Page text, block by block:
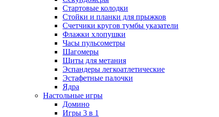
Стартовые колодки
Стойки и планки для прыжков
Счетчики кругов тумбы указатели
Флажки хлопушки
Часы пульсометры
Шагомеры
Щиты для метания
Эспандеры легкоатлетические
Эстафетные палочки
Ядра
Настольные игры
Домино
Игры 3 в 1